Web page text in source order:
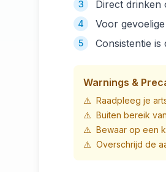
3 Direct drinken
4 Voor
5 Consistentie
Warnings &
⚠️ Raadpleeg je
⚠️ Buiten bereik
⚠️ Bewaar op een
⚠️ Overschrijd de